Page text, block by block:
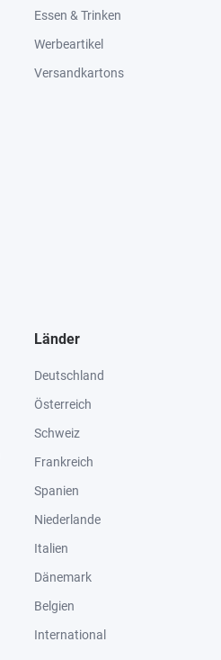
Essen & Trinken
Werbeartikel
Versandkartons
Länder
Deutschland
Österreich
Schweiz
Frankreich
Spanien
Niederlande
Italien
Dänemark
Belgien
International